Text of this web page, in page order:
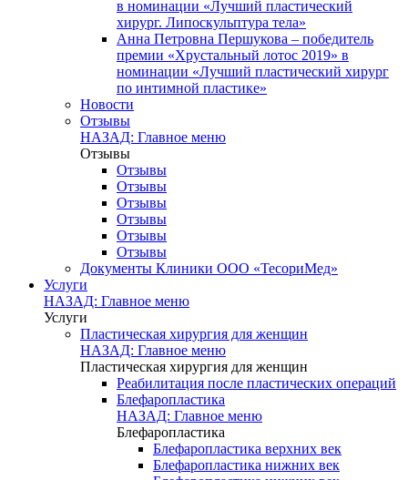
в номинации «Лучший пластический
хирург. Липоскульптура тела»
Анна Петровна Першукова – победитель
премии «Хрустальный лотос 2019» в
номинации «Лучший пластический хирург
по интимной пластике»
Новости
Отзывы
НАЗАД: Главное меню
Отзывы
Отзывы
Отзывы
Отзывы
Отзывы
Отзывы
Отзывы
Документы Клиники ООО «ТесориМед»
Услуги
НАЗАД: Главное меню
Услуги
Пластическая хирургия для женщин
НАЗАД: Главное меню
Пластическая хирургия для женщин
Реабилитация после пластических операций
Блефаропластика
НАЗАД: Главное меню
Блефаропластика
Блефаропластика верхних век
Блефаропластика нижних век